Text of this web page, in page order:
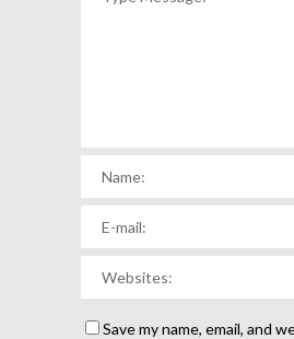
Save my name, email, and